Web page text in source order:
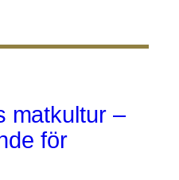
matkultur –
för